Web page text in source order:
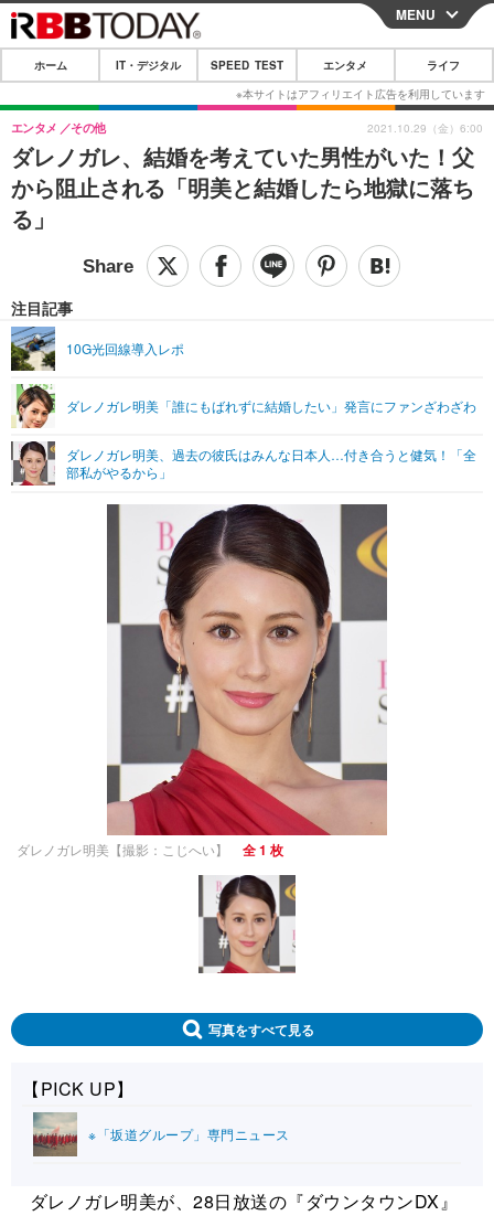
CLOSE
ホーム
IT・デジタル
IT・デジタルTOP スマートフォン
ショッピング その他
SPEED TEST
エンタメ
エンタメTOP 映画・ドラマ
音楽
ペット
リリース一覧
プッシュ通知の停止方法
MENU
ホーム IT・デジタル SPEED TEST エンタメ ライフ
ダレノガレ、結婚を考えていた男性がいた！父
から阻止される「明美と結婚したら地獄に落ち
る」
エンタメ その他
注目記事
10G光回線導入レポ
ダレノガレ明美「誰にもばれずに結婚したい」発言にファンざわざわ
ダレノガレ明美、過去の彼氏はみんな日本人…付き合うと健気！「全
部私がやるから」
2021.10.29（金）6:00
ダレノガレ明美【撮影：こじへい】 全 1 枚
写真をすべて見る
【PICK UP】
※「坂道グループ」専門ニュース
ダレノガレ明美が、28日放送の『ダウンタウンDX』